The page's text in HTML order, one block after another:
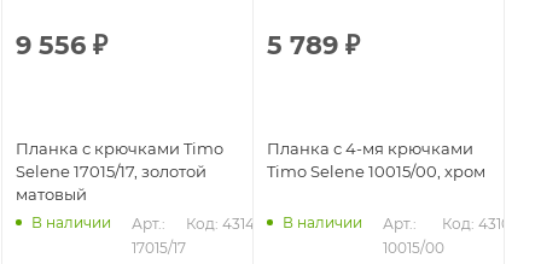
9 556 ₽
Планка с крючками Timo
Selene 17015/17, золотой
матовый
В наличии
Арт.:
17015/17
Код: 43144
5 789 ₽
Планка с 4-мя крючками
Timo Selene 10015/00, хром
В наличии
Арт.:
10015/00
Код: 43103